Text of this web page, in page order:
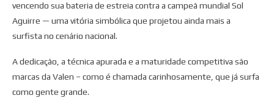
vencendo sua bateria de estreia contra a campeã mundial Sol
Aguirre — uma vitória simbólica que projetou ainda mais a
surfista no cenário nacional.
A dedicação, a técnica apurada e a maturidade competitiva são
marcas da Valen – como é chamada carinhosamente, que já surfa
como gente grande.